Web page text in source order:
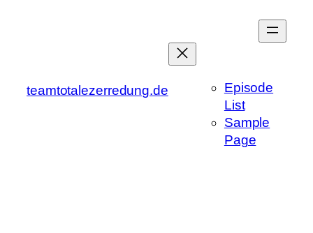
teamtotalezerredung.de
Episode
List
Sample
Page